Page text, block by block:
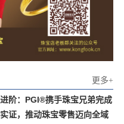
更多+
阶：PGI®携手珠宝兄弟完成
证，推动珠宝零售迈向全域